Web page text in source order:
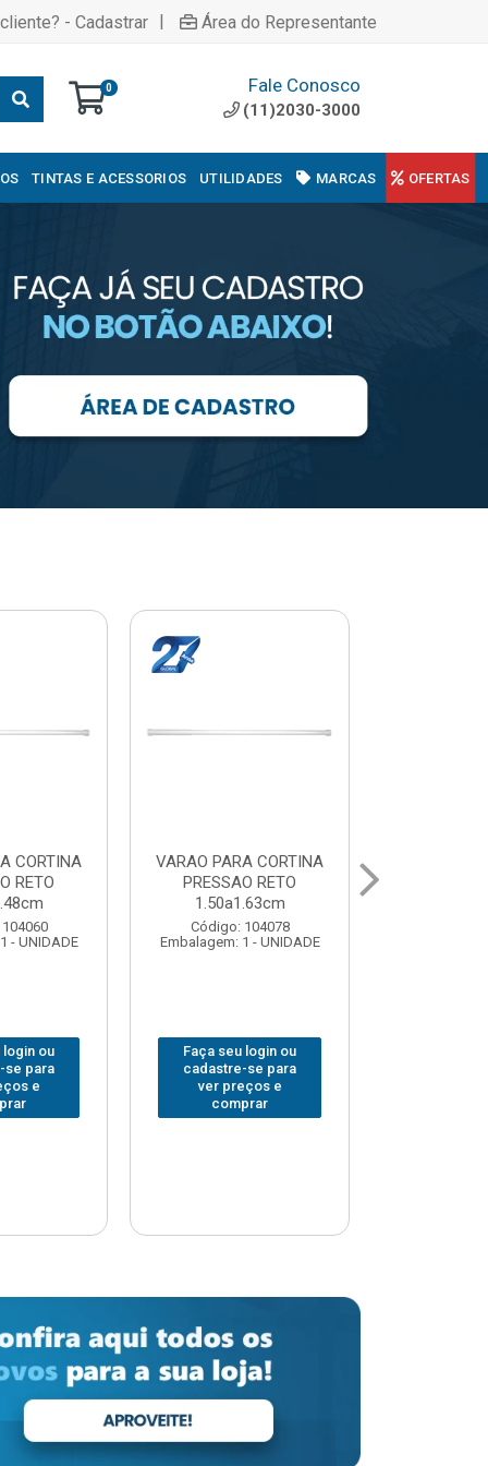
- Cadastrar | Área do Representante
0 Fale Conosco
(11)2030-3000
TINTAS E ACESSORIOS UTILIDADES MARCAS OFERTAS
CORTINA
RETO
- UNIDADE
login ou
se para
e
VARAL PARA TETO
MAXEB ACO 1.40m
Código: 104086
Embalagem: 1 - UNIDADE
Faça seu login ou
cadastre-se para
ver preços e
comprar